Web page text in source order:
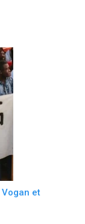
et